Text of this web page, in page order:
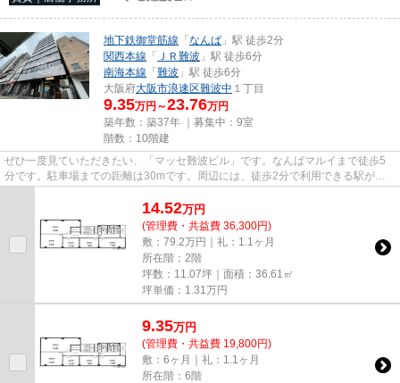
地下鉄御堂筋線 「なんば 」駅 徒歩2分
関西本線 「 ＪＲ難波 」駅 徒歩6分
南海本線 「難波 」駅 徒歩6分
大阪府大阪市浪速区難波中 １丁目
9.35万円～23.76万円
築年数：築37年 ｜募集中： 9室
階数：10階建
ぜひ一度見ていただきたい、「マッセ難波ビル」です。なんばマルイまで徒歩5
分です。駐車場までの距離は30mです。周辺には、徒歩2分で利用できる駅があ
ります。10階建てで、街並みに溶...
14.52万円
(管理費・共益費 36,300円)
敷：79.2万円｜礼：1.1ヶ月
所在階：2階
坪数：11.07坪｜面積：36.61㎡
坪単価： 1.31 万円
9.35万円
(管理費・共益費 19,800円)
敷：6ヶ月｜礼：1.1ヶ月
所在階：6階